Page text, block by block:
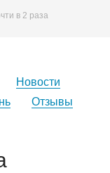
в 2 раза
Новости
Отзывы